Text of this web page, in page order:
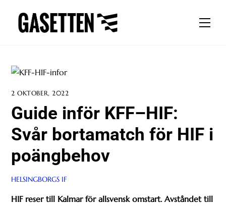
content
2 OKTOBER, 2022
Guide inför KFF–HIF:
Svår bortamatch för HIF i
poängbehov
HELSINGBORGS IF
HIF reser till Kalmar för allsvensk omstart. Avståndet till